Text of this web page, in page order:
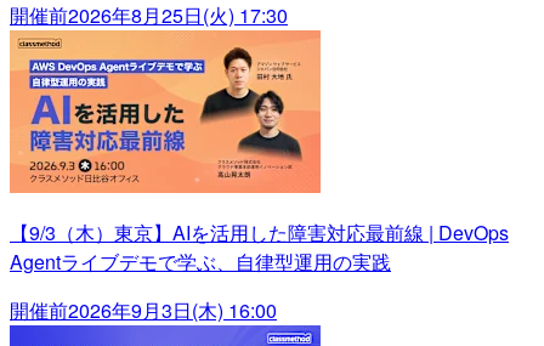
開催前2026年8月25日(火) 17:30
【9/3（木）東京】AIを活用した障害対応最前線 | DevOps
Agentライブデモで学ぶ、自律型運用の実践
開催前2026年9月3日(木) 16:00